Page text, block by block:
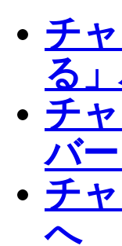
チ
る
チ
バ
チ
へ